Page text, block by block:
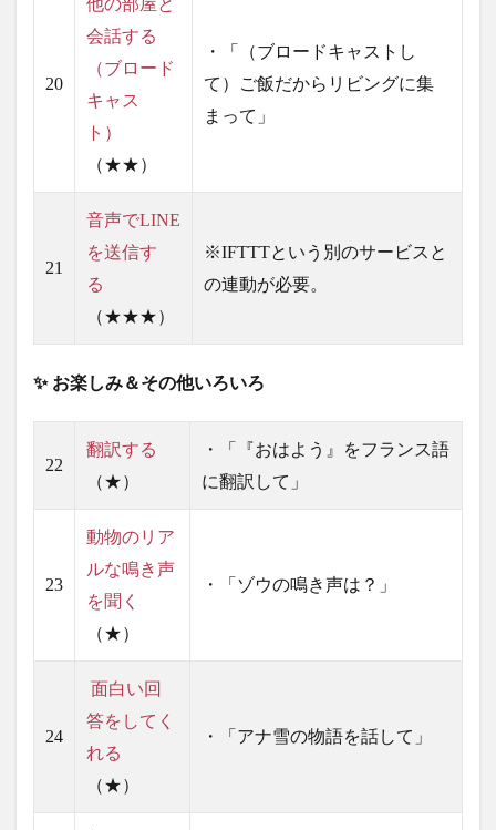
20
他の部屋と
会話する
（ブロード
キャス
ト）
（★★）
・「（ブロードキャストし
て）ご飯だからリビングに集
まって」
21
音声でLINE
を送信す
る
（★★★）
※IFTTTという別のサービスと
の連動が必要。
✨ お楽しみ＆その他いろいろ
22
翻訳する
（★）
・「『おはよう』をフランス語
に翻訳して」
23
動物のリア
ルな鳴き声
を聞く
（★）
・「ゾウの鳴き声は？」
24
面白い回
答をしてく
れる
（★）
・「アナ雪の物語を話して」